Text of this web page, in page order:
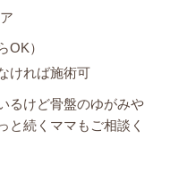
）
ければ施術可
るけど骨盤のゆがみや
と続くママもご相談く